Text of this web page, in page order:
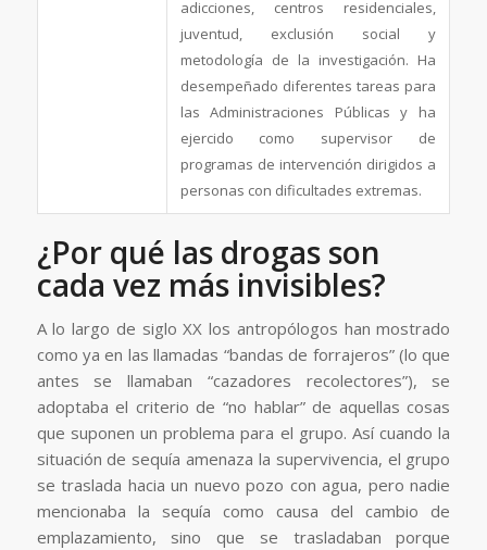
adicciones, centros residenciales,
juventud, exclusión social y
metodología de la investigación. Ha
desempeñado diferentes tareas para
las Administraciones Públicas y ha
ejercido como supervisor de
programas de intervención dirigidos a
personas con dificultades extremas.
¿Por qué las drogas son
cada vez más invisibles?
A lo largo de siglo XX los antropólogos han mostrado
como ya en las llamadas “bandas de forrajeros” (lo que
antes se llamaban “cazadores recolectores”), se
adoptaba el criterio de “no hablar” de aquellas cosas
que suponen un problema para el grupo. Así cuando la
situación de sequía amenaza la supervivencia, el grupo
se traslada hacia un nuevo pozo con agua, pero nadie
mencionaba la sequía como causa del cambio de
emplazamiento, sino que se trasladaban porque